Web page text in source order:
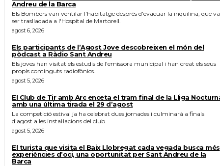
Andreu de la Barca
Els Bombers van ventilar l'habitatge després d'evacuar la inquilina, que va
ser traslladada a l'Hospital de Martorell.
agost 6, 2026
Els participants de l’Agost Jove descobreixen el món del
pòdcast a Ràdio Sant Andreu
Els joves han visitat els estudis de l'emissora municipal i han creat els seus
propis continguts radiofònics.
agost 5, 2026
El Club de Tir amb Arc enceta el tram final de la Lliga
amb una última tirada el 29 d’agost
La competició estival ja ha celebrat dues jornades i culminarà a finals
d'agost a les instal·lacions del club.
agost 5, 2026
El turista que visita el Baix Llobregat cada vegada busca més
experiències d’oci, una oportunitat per Sant Andreu de la
Barca